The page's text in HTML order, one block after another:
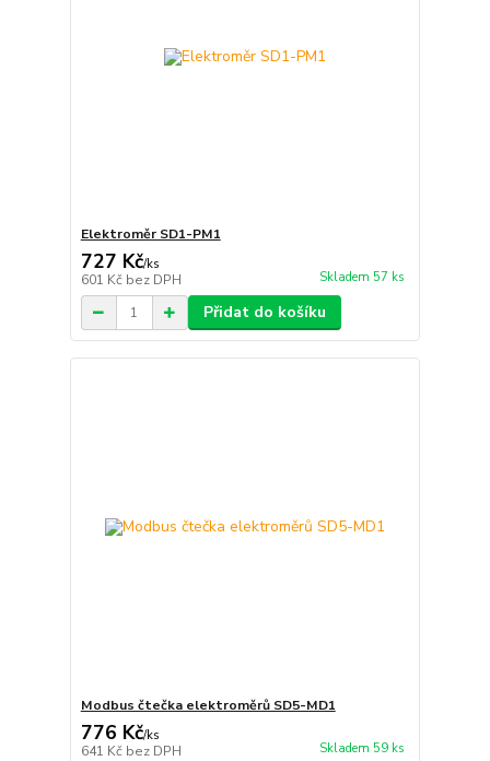
Elektroměr SD1-PM1
727 Kč/ks
601 Kč bez DPH Skladem 57 ks
Přidat do košíku
Modbus čtečka elektroměrů SD5-MD1
776 Kč/ks
641 Kč bez DPH Skladem 59 ks